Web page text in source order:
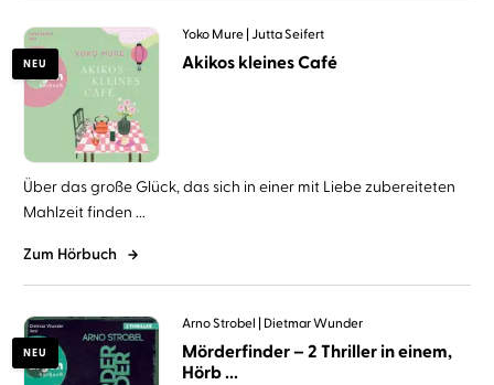
NEU
Yoko Mure Jutta Seifert
Akikos kleines Café
Über das große Glück, das sich in einer mit Liebe zubereiteten
Mahlzeit finden ...
Zum Hörbuch
NEU
Arno Strobel Dietmar Wunder
Mörderfinder – 2 Thriller in einem,
Hörb ...